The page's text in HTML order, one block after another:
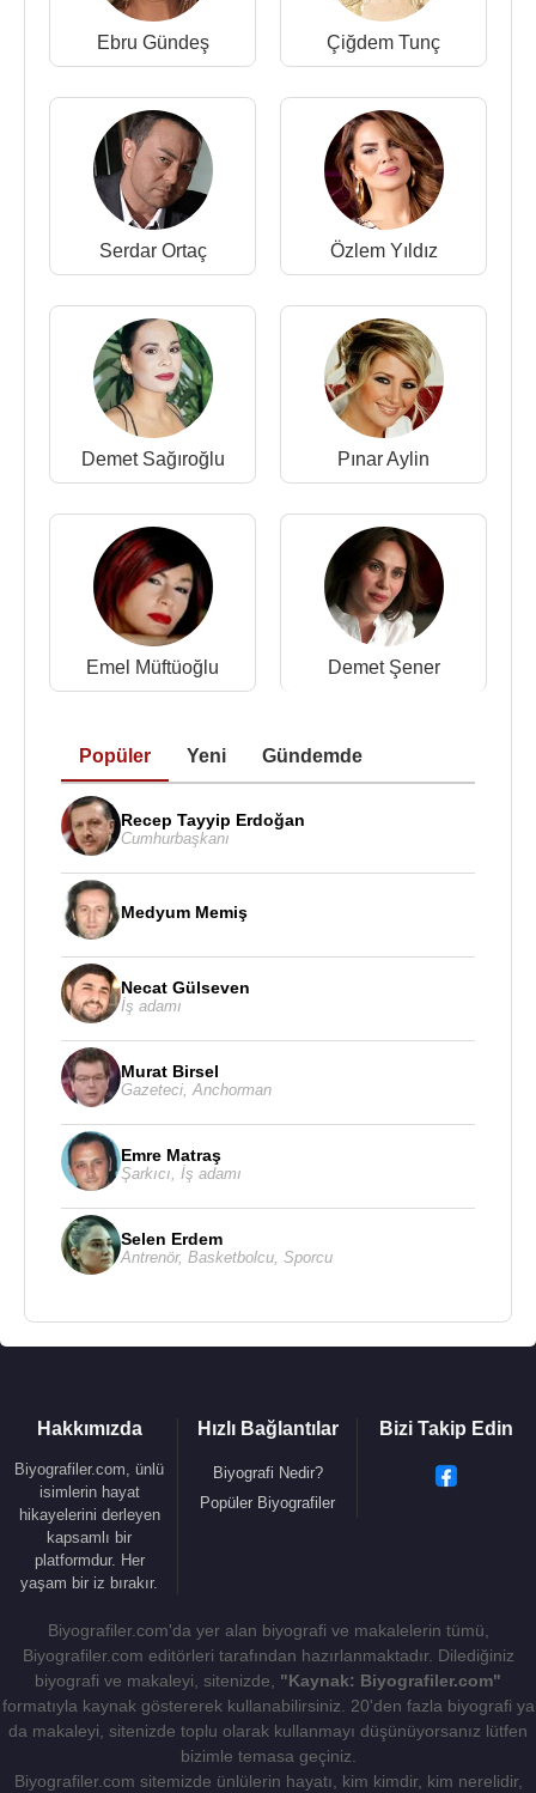
Ebru Gündeş Çiğdem Tunç
Serdar Ortaç Özlem Yıldız
Demet Sağıroğlu Pınar Aylin
Emel Müftüoğlu Demet Şener
Popüler Yeni Gündemde
Recep Tayyip Erdoğan
Cumhurbaşkanı
Medyum Memiş
Necat Gülseven
İş adamı
Murat Birsel
Gazeteci Anchorman
Emre Matraş
Şarkıcı İş adamı
Selen Erdem
Antrenör, Basketbolcu Sporcu
Hakkımızda
Biyografiler.com, ünlü
isimlerin hayat
hikayelerini derleyen
kapsamlı bir
platformdur. Her
yaşam bir iz bırakır.
Hızlı Bağlantılar
Biyografi Nedir?
Popüler Biyografiler
Bizi Takip Edin
Biyografiler.com'da yer alan biyografi ve makalelerin tümü,
Biyografiler.com editörleri tarafından hazırlanmaktadır. Dilediğiniz
biyografi ve makaleyi, sitenizde, "Kaynak: Biyografiler.com"
formatıyla kaynak göstererek kullanabilirsiniz. 20'den fazla biyografi ya
da makaleyi, sitenizde toplu olarak kullanmayı düşünüyorsanız lütfen
bizimle temasa geçiniz.
Biyografiler.com sitemizde ünlülerin hayatı, kim kimdir, kim nerelidir,